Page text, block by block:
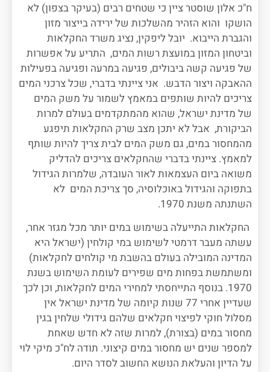
ח"כ אלון שוסטר ציין כי שטחים רבים (בעיקר בצפון) לא
הושקו והוא הזהיר מהשלכות של ירידה בייצור מזון
והגברת הייבוא. יובל ליפקין, נציג משרד החקלאות
וביטחון המזון במועצת רשות המים, התריע על אפשרות
של פגיעה קשה ביבולים, פגיעה במרעה ופגיעה בפעילות
ההאבקה ויצור הדבש. אני ציינתי בדברי, שכל צרכני המים
צריכים להיות שותפים במאמץ לשמור על משק המים
של מדינת ישראל, שהוא מהמתקדמים בעולם למרות
הביקורת, אבל לא יתכן מצב שרק החקלאות תיפגע
מהמחסור במים, גם משק המים לבית צריך להיות שותף
למאמץ. ציינתי בדברי שהחקלאים צריכים להדליק
משואה ביום העצמאות לאור העובדה, שלמרות הגידול
בתפוקה והגידול באוכלוסיה, סך צריכת המים לא
השתנתה משנת 1970.
החקלאות התייעלה בשימוש במים יותר מכל מגזר אחר,
עשתה מעבר דרמטי לשימוש במי קולחין (ישראל היא
המדינה המובילה בעולם בהשבת מי קולחים לחקלאות)
ומשתמשת בפחות מים שפירים לעומת השימוש בשנת
1970. בנוסף התייחסתי למחירי המים לחקלאות, וכן לכך
שעדיין אחרי 77 שנות קיומה של מדינת ישראל אין
מסלול חוקי לפיצוי חקלאים שלהם גידולי שלחין בגין
מחסור במים (בצורת), למרות שזה לא חדש שאחת
למספר שנים יש מחסור במים קיצוני. תודה לח"כ מיקי לוי
על הדיון והעלאת הנושא החשוב לסדר היום.